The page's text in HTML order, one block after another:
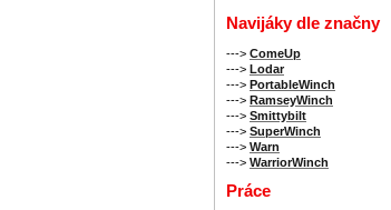
Navijáky dle značny
---> ComeUp
---> Lodar
---> PortableWinch
---> RamseyWinch
---> Smittybilt
---> SuperWinch
---> Warn
---> WarriorWinch
Práce